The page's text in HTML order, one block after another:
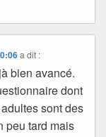
a dit :
bien avancé.
dont
sont des
peu tard mais